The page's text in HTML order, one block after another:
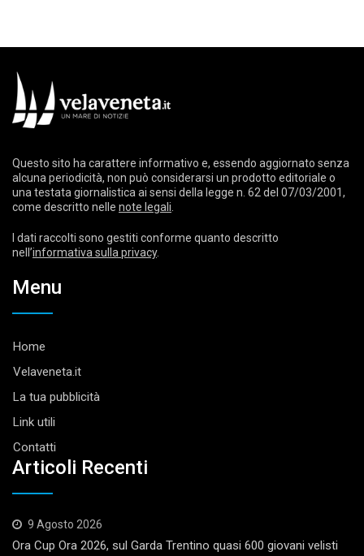
Questo sito ha carattere informativo e, essendo aggiornato senza
alcuna periodicità, non può considerarsi un prodotto editoriale o
una testata giornalistica ai sensi della legge n. 62 del 07/03/2001,
come descritto nelle note legali
I dati raccolti sono gestiti conforme quanto descritto
nell’informativa sulla privacy.
Menu
Home
Velaveneta.it
La tua pubblicità
Link utili
Contatti
Articoli Recenti
9 Agosto 2026
Ora Cup Ora 2026, sul Garda Trentino quasi 600 giovani velisti